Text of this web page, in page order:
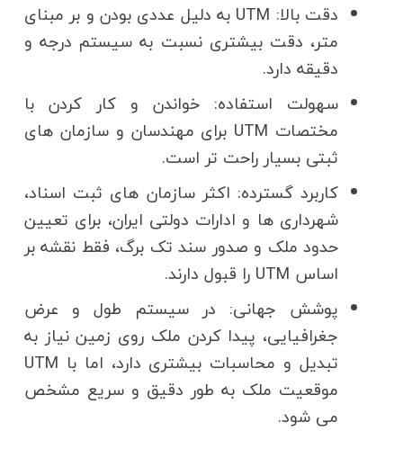
دقت بالا:
UTM به دلیل عددی بودن و بر مبنای
متر، دقت بیشتری نسبت به سیستم درجه و
دقیقه دارد.
سهولت استفاده: خواندن و کار کردن با
مختصات UTM برای مهندسان و سازمان های
ثبتی بسیار راحت تر است.
کاربرد گسترده: اکثر سازمان های ثبت اسناد،
شهرداری ها و ادارات دولتی ایران، برای تعیین
حدود ملک و صدور سند تک برگ، فقط نقشه بر
اساس UTM را قبول دارند.
پوشش جهانی: در سیستم طول و عرض
جغرافیایی، پیدا کردن ملک روی زمین نیاز به
تبدیل و محاسبات بیشتری دارد، اما با UTM
موقعیت ملک به طور دقیق و سریع مشخص
می شود.